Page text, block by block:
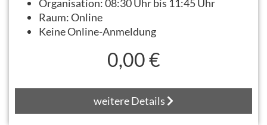
Organisation:08:30 Uhr bis 11:45 Uhr
Raum:Online
Keine Online-Anmeldung
0,00 €
weitere Details